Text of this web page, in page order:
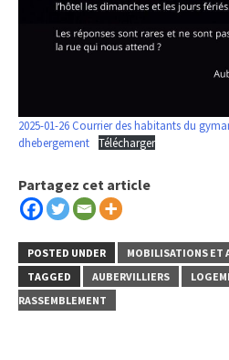
2025-01-26 Courrier des habitants du
dhebergement
Télécharger
Partagez cet article
POSTED UNDER
MOBILISATIONS ET
TAGGED
AUBERVILLIERS
RASSEMBLEMENT